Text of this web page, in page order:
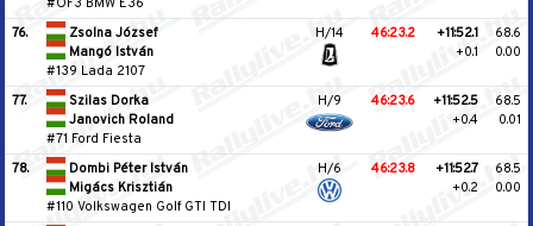
76.
Zsolna József
Mangó István
#139 Lada 2107
H/14 46:23.2
+11:52.1
+0.1
68.6
0.00
77.
Szilas Dorka
Janovich Roland
#71 Ford Fiesta
H/9 46:23.6
+11:52.5
+0.4
68.5
0.01
78.
Dombi Péter István
Migács Krisztián
#110 Volkswagen Golf GTI TDI
H/6 46:23.8
+11:52.7
+0.2
68.5
0.00